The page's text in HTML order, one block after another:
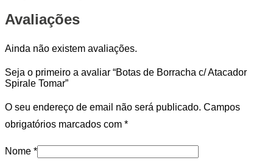
Avaliações
Ainda não existem avaliações.
Seja o primeiro a avaliar “Botas de Borracha c/ Atacador
Spirale Tomar”
O seu endereço de email não será publicado. Campos
obrigatórios marcados com *
Nome *